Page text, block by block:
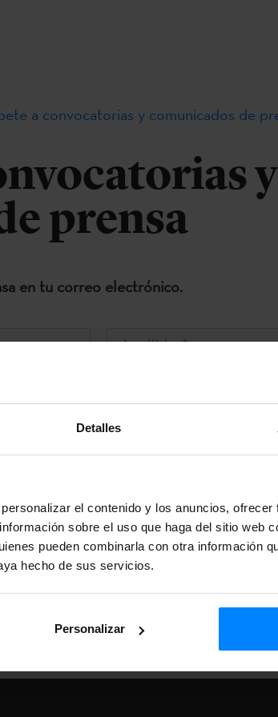
Detalles
el contenido y los anuncios,
sobre el uso que haga del sitio web
pueden combinarla con otra información
hecho de sus servicios.
Personalizar
a convocatorias y comunicados de
y
prensa
en tu correo electrónico.
Apellidos
Provincia
laPolítica de privacidady los Términos de servicio
recibir convocatorias y comunidados de prensa.*
y otras comunicaciones de carácter